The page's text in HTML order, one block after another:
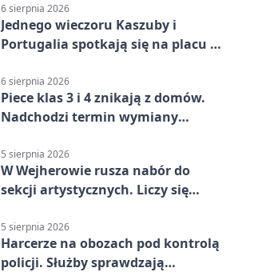
6 sierpnia 2026
Jednego wieczoru Kaszuby i
Portugalia spotkają się na placu w
6 sierpnia 2026
Piece klas 3 i 4 znikają z domów.
Nadchodzi termin wymiany
5 sierpnia 2026
W Wejherowie rusza nabór do
sekcji artystycznych. Liczy się
5 sierpnia 2026
Harcerze na obozach pod kontrolą
policji. Służby sprawdzają